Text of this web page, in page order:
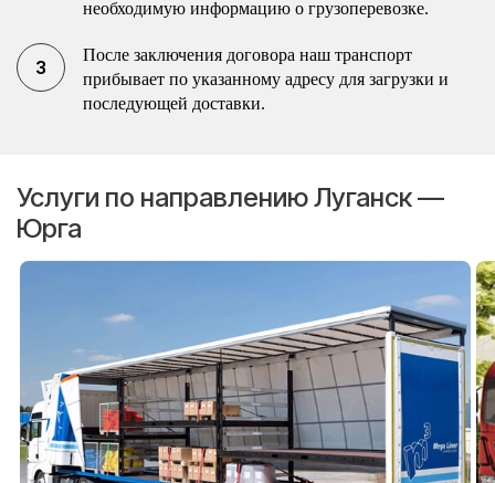
необходимую информацию о грузоперевозке.
После заключения договора наш транспорт
прибывает по указанному адресу для загрузки и
последующей доставки.
Услуги по направлению Луганск —
Юрга